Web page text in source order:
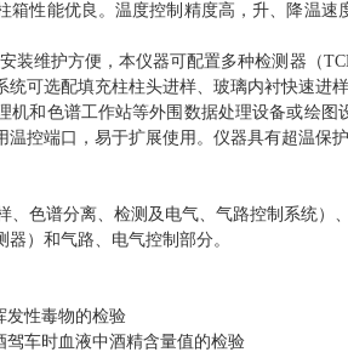
箱性能优良。温度控制精度高，升、降温
装维护方便，本仪器可配置多种检测器（
统可选配填充柱柱头进样、玻璃内衬快速进
和色谱工作站等外围数据处理设备或绘图
控端口，易于扩展使用。 仪器具有超温保
、色谱分离、检测及电气、气路控制系统）
）和气路、电气控制部分。
发性毒物的检验
车时血液中酒精含量值的检验